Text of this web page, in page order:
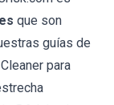
que son
guías de
para